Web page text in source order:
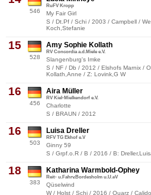
546
RuFV Kropp
My Fair Girl
S / Dt.Pf / Schi / 2003 / Campbell /
Koch,Stefanie
15
528
Amy Sophie Kollath
RV Concordia a.d.Miele e.V.
Slangenburg's Imke
S / NF / Db / 2012 / Elshofs Marnix /
Kollath,Anne / Z: Lovink,G W
16
456
Aira Müller
RV Kiel-Mielkendorf e.V.
Charlotte
S / BRAUN / 2012
16
503
Luisa Dreller
RFV TG Ekhof e.V
Ginny 59
S / Grpf.o.R / B / 2016 / B:
18
383
Katharina Warmbold-Ophey
Reit- u.Fahrv.Bordesholm u.U.eV
Qüselwind
W / Holst / Schi / 2016 / Quarz /